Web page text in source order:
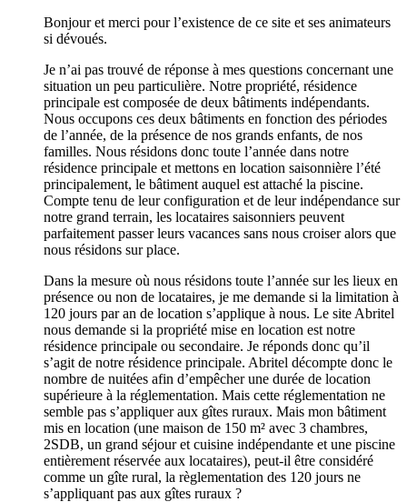
Bonjour et merci pour l’existence de ce site et ses animateurs
si dévoués.
Je n’ai pas trouvé de réponse à mes questions concernant une
situation un peu particulière. Notre propriété, résidence
principale est composée de deux bâtiments indépendants.
Nous occupons ces deux bâtiments en fonction des périodes
de l’année, de la présence de nos grands enfants, de nos
familles. Nous résidons donc toute l’année dans notre
résidence principale et mettons en location saisonnière l’été
principalement, le bâtiment auquel est attaché la piscine.
Compte tenu de leur configuration et de leur indépendance sur
notre grand terrain, les locataires saisonniers peuvent
parfaitement passer leurs vacances sans nous croiser alors que
nous résidons sur place.
Dans la mesure où nous résidons toute l’année sur les lieux en
présence ou non de locataires, je me demande si la limitation à
120 jours par an de location s’applique à nous. Le site Abritel
nous demande si la propriété mise en location est notre
résidence principale ou secondaire. Je réponds donc qu’il
s’agit de notre résidence principale. Abritel décompte donc le
nombre de nuitées afin d’empêcher une durée de location
supérieure à la réglementation. Mais cette réglementation ne
semble pas s’appliquer aux gîtes ruraux. Mais mon bâtiment
mis en location (une maison de 150 m² avec 3 chambres,
2SDB, un grand séjour et cuisine indépendante et une piscine
entièrement réservée aux locataires), peut-il être considéré
comme un gîte rural, la règlementation des 120 jours ne
s’appliquant pas aux gîtes ruraux ?